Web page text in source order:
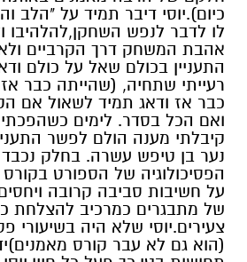
כיום).יוסי דיבר תמיד על "הלב
לו לדבר לנפש השחקן,להלהיבו
אהבת המשחק דרך הקרביים
התעניין בכולם שאל על כולם
רעייתי שתחיה, (שהייתה כבר
כבר אז ודאג תמיד לשאול אם
ואם הכל בסדר. לימים
קיבלתי מענה הולם לפשר
נער בן טיפש עשרה. בחלק נכבד
הפסיכולוגיה של הספורט
על חשיבות סביבה קרובה ויחסים
של מתבגרים כמרכיב להצלחת
צעירים.יוסי שלא היה בשיעורי
(הוא גם לא עבר קורס